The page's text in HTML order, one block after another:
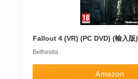
Fallout 4 (VR) (PC DVD) (輸入版)
Bethesda
Amazon